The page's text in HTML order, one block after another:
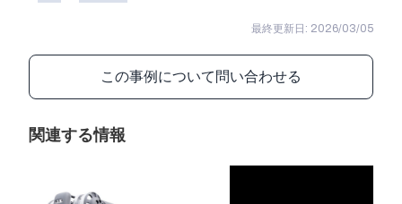
最終更新日: 2026/03/05
この事例について問い合わせる
関連する情報